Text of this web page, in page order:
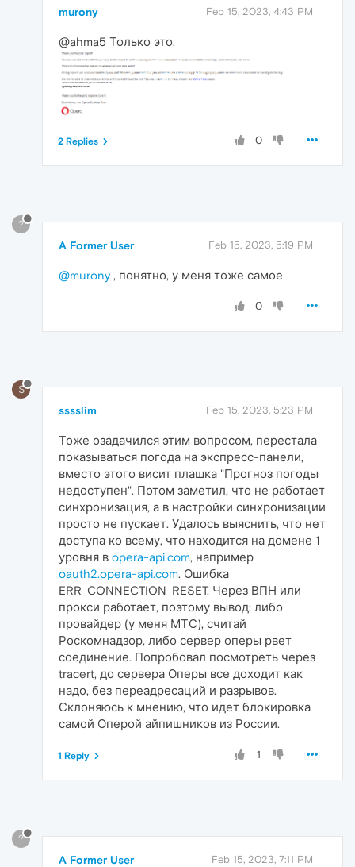
murony Feb 15, 2023, 4:43 PM
@ahma5 Только это.
0
2 Replies
?
A Former User Feb 15, 2023, 5:19 PM
@murony, понятно, у меня тоже самое
0
S
sssslim Feb 15, 2023, 5:23 PM
Тоже озадачился этим вопросом, перестала
показываться погода на экспресс-панели,
вместо этого висит плашка "Прогноз погоды
недоступен". Потом заметил, что не работает
синхронизация, а в настройки синхронизации
просто не пускает. Удалось выяснить, что нет
доступа ко всему, что находится на домене 1
уровня в opera-api.com, например
oauth2.opera-api.com. Ошибка
ERR_CONNECTION_RESET. Через ВПН или
прокси работает, поэтому вывод: либо
провайдер (у меня МТС), считай
Роскомнадзор, либо сервер оперы рвет
соединение. Попробовал посмотреть через
tracert, до сервера Оперы все доходит как
надо, без переадресаций и разрывов.
Склоняюсь к мнению, что идет блокировка
самой Оперой айпишников из России.
1
1 Reply
?
A Former User Feb 15, 2023, 7:11 PM